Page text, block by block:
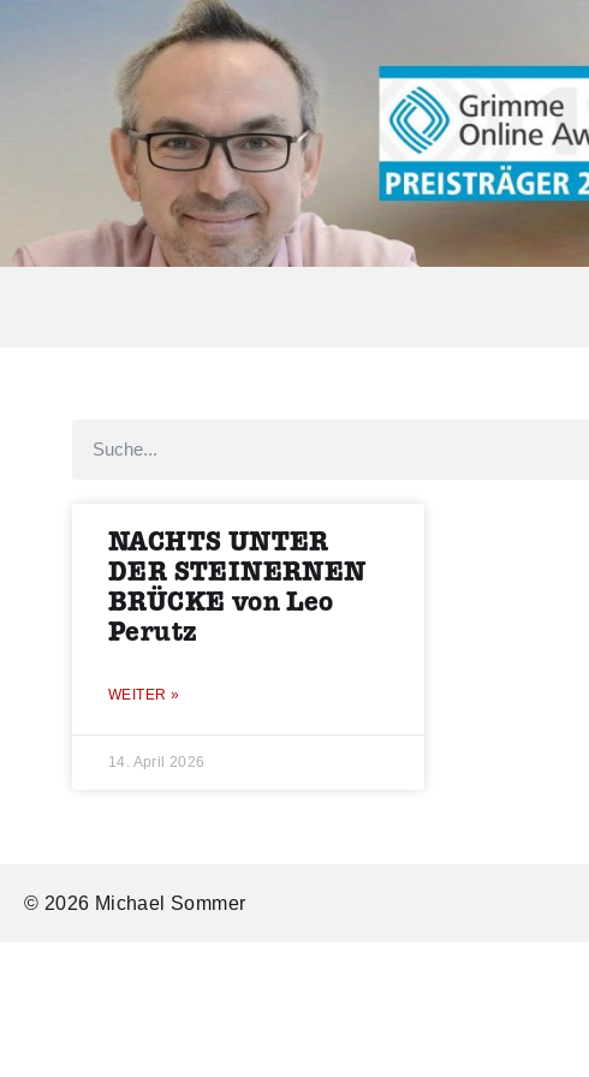
NACHTS UNTER
DER STEINERNEN
BRÜCKE von Leo
Perutz
WEITER »
14. April 2026
© 2026 Michael Sommer